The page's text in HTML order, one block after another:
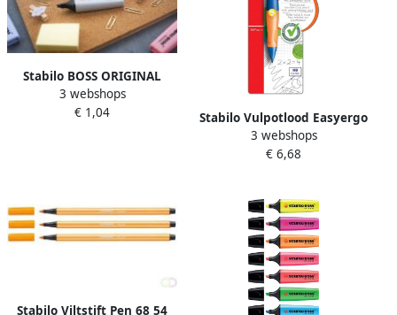
Stabilo BOSS ORIGINAL
Pastel markeerstift pale
orange (lichtoranje)
3 webshops
€ 1,04
Stabilo Vulpotlood Easyergo
HB 1.4mm linkshandig
ultramarine neon oranje
3 webshops
€ 6,68
Stabilo Viltstift Pen 68 54